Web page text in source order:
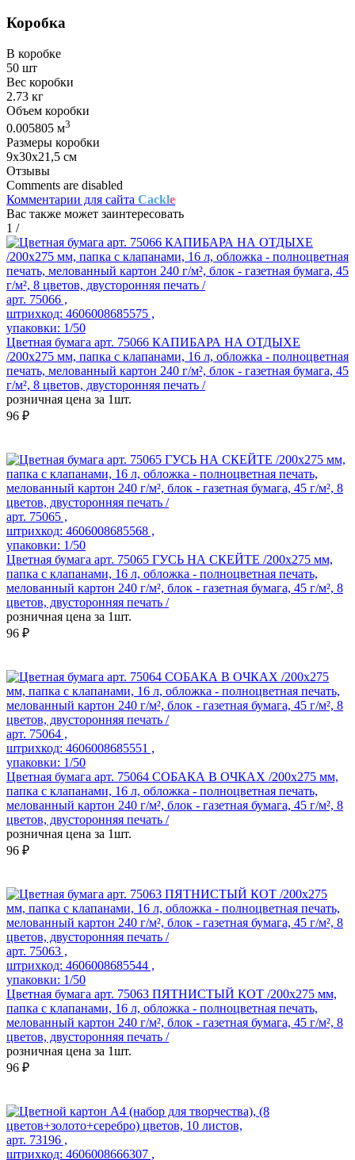
Коробка
В коробке
50 шт
Вес коробки
2.73 кг
Объем коробки
0.005805 м3
Размеры коробки
9х30х21,5 см
Отзывы
Comments are disabled
Комментарии для сайта Cackle
Вас также может заинтересовать
1 /
арт. 75066 ,
штрихкод: 4606008685575 ,
упаковки: 1/50
Цветная бумага арт. 75066 КАПИБАРА НА ОТДЫХЕ
/200x275 мм, папка с клапанами, 16 л, обложка - полноцветная
печать, мелованный картон 240 г/м², блок - газетная бумага, 45
г/м², 8 цветов, двусторонняя печать /
розничная цена за 1шт.
96 ₽
арт. 75065 ,
штрихкод: 4606008685568 ,
упаковки: 1/50
Цветная бумага арт. 75065 ГУСЬ НА СКЕЙТЕ /200x275 мм,
папка с клапанами, 16 л, обложка - полноцветная печать,
мелованный картон 240 г/м², блок - газетная бумага, 45 г/м², 8
цветов, двусторонняя печать /
розничная цена за 1шт.
96 ₽
арт. 75064 ,
штрихкод: 4606008685551 ,
упаковки: 1/50
Цветная бумага арт. 75064 СОБАКА В ОЧКАХ /200x275 мм,
папка с клапанами, 16 л, обложка - полноцветная печать,
мелованный картон 240 г/м², блок - газетная бумага, 45 г/м², 8
цветов, двусторонняя печать /
розничная цена за 1шт.
96 ₽
арт. 75063 ,
штрихкод: 4606008685544 ,
упаковки: 1/50
Цветная бумага арт. 75063 ПЯТНИСТЫЙ КОТ /200x275 мм,
папка с клапанами, 16 л, обложка - полноцветная печать,
мелованный картон 240 г/м², блок - газетная бумага, 45 г/м², 8
цветов, двусторонняя печать /
розничная цена за 1шт.
96 ₽
арт. 73196 ,
штрихкод: 4606008666307 ,